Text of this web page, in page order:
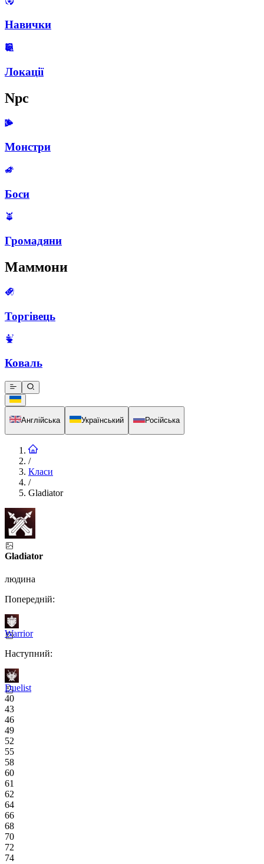
Навички
Локації
Npc
Монстри
Боси
Громадяни
Маммони
Торгівець
Коваль
Англійська Український Російська
/
Класи
/
Gladiator
Gladiator
людина
Попередній:
Warrior
Наступний:
Duelist
40
43
46
49
52
55
58
60
61
62
64
66
68
70
72
74